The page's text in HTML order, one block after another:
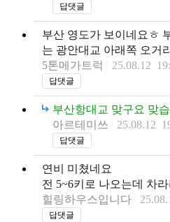
답댓글
부산 영도가 보이네요ㅎ
는 광안대교 아래쪽 오거
5톤메가트럭
25.08.12
답댓글
부산항대교 맞구요 맞
아르테미쓰
25.08.12
답댓글
연비 미쳤네요
전 5~6키로 나오는데 차
힐링하우스입니다
답댓글